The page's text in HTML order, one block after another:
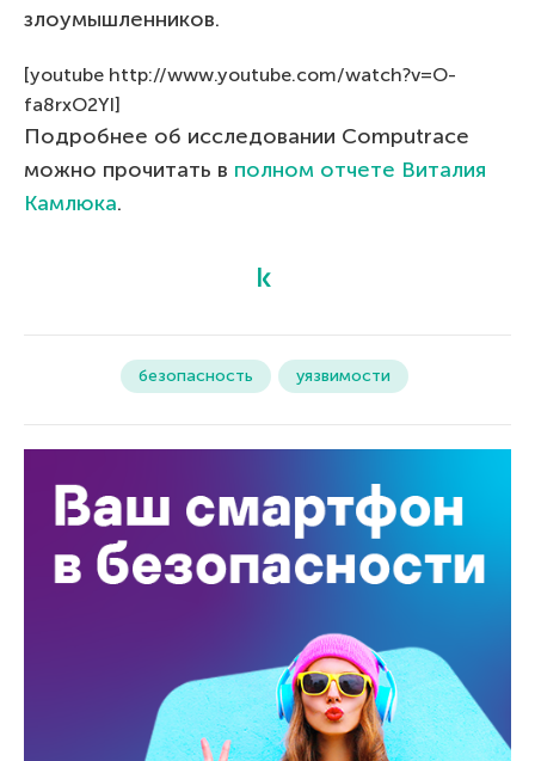
злоумышленников.
[youtube http://www.youtube.com/watch?v=O-
fa8rxO2YI]
Подробнее об исследовании Computrace
можно прочитать в полном отчете Виталия
Камлюка.
безопасность уязвимости